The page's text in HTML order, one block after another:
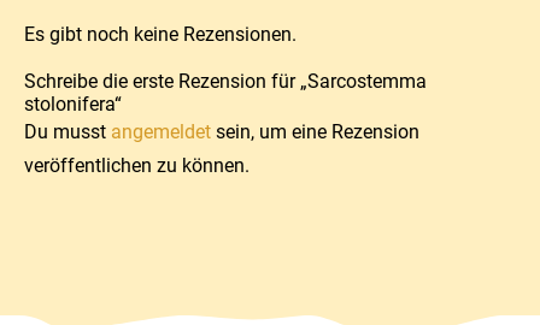
Es gibt noch keine Rezensionen.
Schreibe die erste Rezension für „Sarcostemma
stolonifera“
Du musst angemeldet sein, um eine Rezension
veröffentlichen zu können.